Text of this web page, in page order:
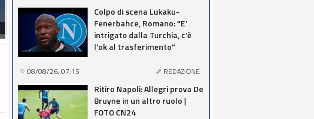
Colpo di scena Lukaku-
Fenerbahce, Romano: "E'
intrigato dalla Turchia, c'è
l'ok al trasferimento"
08/08/26, 07:15 REDAZIONE
Ritiro Napoli: Allegri prova De
Bruyne in un altro ruolo |
FOTO CN24